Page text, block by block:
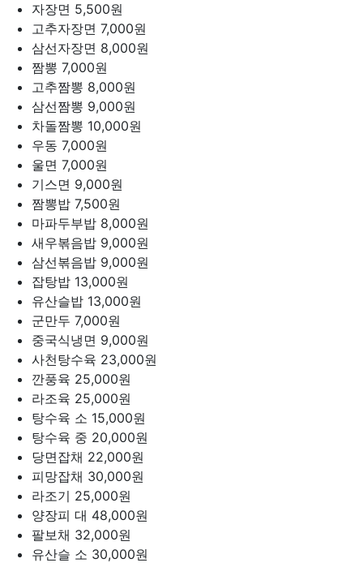
자장면 5,500원
고추자장면 7,000원
삼선자장면 8,000원
짬뽕 7,000원
고추짬뽕 8,000원
삼선짬뽕 9,000원
차돌짬뽕 10,000원
우동 7,000원
울면 7,000원
기스면 9,000원
짬뽕밥 7,500원
마파두부밥 8,000원
새우볶음밥 9,000원
삼선볶음밥 9,000원
잡탕밥 13,000원
유산슬밥 13,000원
군만두 7,000원
중국식냉면 9,000원
사천탕수육 23,000원
깐풍육 25,000원
라조육 25,000원
탕수육 소 15,000원
탕수육 중 20,000원
당면잡채 22,000원
피망잡채 30,000원
라조기 25,000원
양장피 대 48,000원
팔보채 32,000원
유산슬 소 30,000원